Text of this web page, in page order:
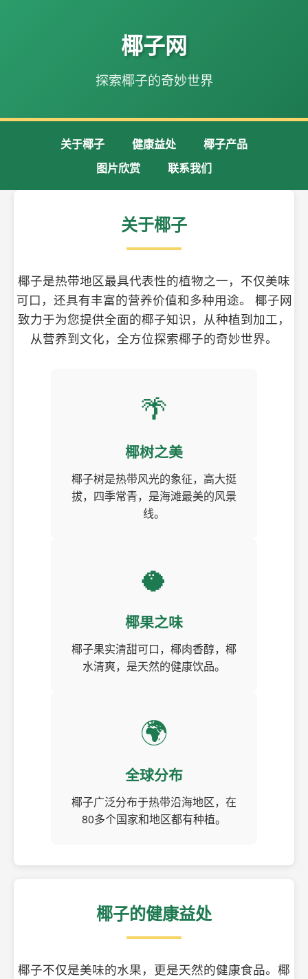
椰子网
探索椰子的奇妙世界
关于椰子 健康益处
椰子产品
图片欣赏
联系我们
关于椰子
椰子是热带地区最具代表性的植物之一，不仅美味
可口，还具有丰富的营养价值和多种用途。 椰子网
致力于为您提供全面的椰子知识，从种植到加工，
从营养到文化，全方位探索椰子的奇妙世界。
🌴
椰树之美
椰子树是热带风光的象征，高大挺
拔，四季常青，是海滩最美的风景
线。
🥥
椰果之味
椰子果实清甜可口，椰肉香醇，椰
水清爽，是天然的健康饮品。
🌍
全球分布
椰子广泛分布于热带沿海地区，在
80多个国家和地区都有种植。
椰子的健康益处
椰子不仅是美味的水果，更是天然的健康食品。椰